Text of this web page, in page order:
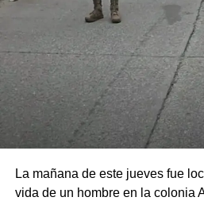
La mañana de este jueves fue
vida de un hombre en la colonia